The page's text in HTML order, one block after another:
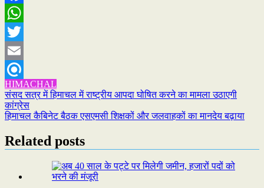
Facebook
WhatsApp
Twitter
Email
Refind
HIMACHAL
Post
navigation
संसद सत्र में हिमाचल में राष्ट्रीय आपदा घोषित करने का मामला उठाएगी
कांग्रेस
हिमाचल कैबिनेट बैठक एसएमसी शिक्षकों और जलवाहकों का मानदेय बढ़ाया
Related posts